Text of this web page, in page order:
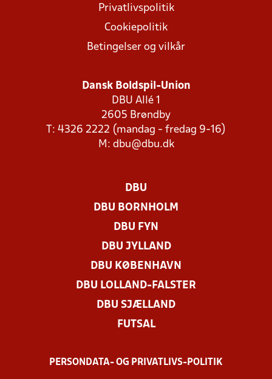
Privatlivspolitik
Cookiepolitik
Betingelser og vilkår
Dansk Boldspil-Union
DBU Allé 1
2605 Brøndby
T: 4326 2222 (mandag - fredag 9-16)
M: dbu@dbu.dk
DBU
DBU BORNHOLM
DBU FYN
DBU JYLLAND
DBU KØBENHAVN
DBU LOLLAND-FALSTER
DBU SJÆLLAND
FUTSAL
PERSONDATA- OG PRIVATLIVS-POLITIK